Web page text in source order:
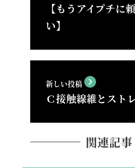
【もうアイプチに
い】
新しい投稿
Ｃ接触線維とスト
関連記事